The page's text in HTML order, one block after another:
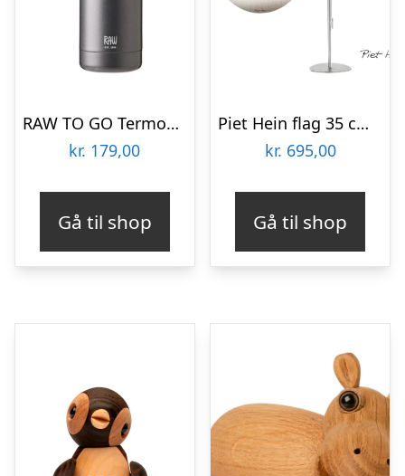
RAW TO GO Termoflaske med logo, Metallic Dark Grey
kr. 179,00
Gå til shop
Piet Hein flag 35 cm stål firmagaver med logo
kr. 695,00
Gå til shop